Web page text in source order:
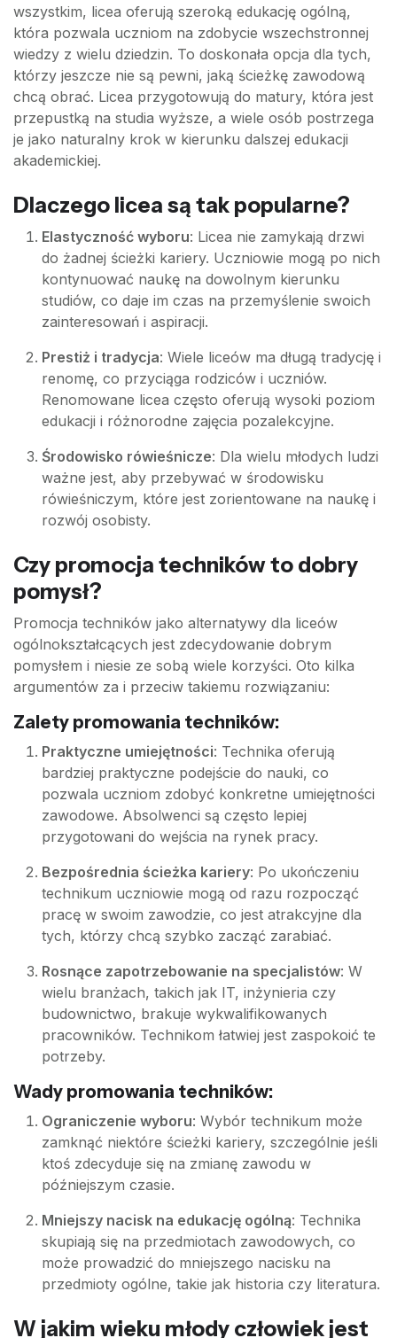
wszystkim, licea oferują szeroką edukację ogólną,
która pozwala uczniom na zdobycie wszechstronnej
wiedzy z wielu dziedzin. To doskonała opcja dla tych,
którzy jeszcze nie są pewni, jaką ścieżkę zawodową
chcą obrać. Licea przygotowują do matury, która jest
przepustką na studia wyższe, a wiele osób postrzega
je jako naturalny krok w kierunku dalszej edukacji
akademickiej.
Dlaczego licea są tak popularne?
Elastyczność wyboru: Licea nie zamykają drzwi
do żadnej ścieżki kariery. Uczniowie mogą po nich
kontynuować naukę na dowolnym kierunku
studiów, co daje im czas na przemyślenie swoich
zainteresowań i aspiracji.
Prestiż i tradycja: Wiele liceów ma długą tradycję i
renomę, co przyciąga rodziców i uczniów.
Renomowane licea często oferują wysoki poziom
edukacji i różnorodne zajęcia pozalekcyjne.
Środowisko rówieśnicze: Dla wielu młodych ludzi
ważne jest, aby przebywać w środowisku
rówieśniczym, które jest zorientowane na naukę i
rozwój osobisty.
Czy promocja techników to dobry
pomysł?
Promocja techników jako alternatywy dla liceów
ogólnokształcących jest zdecydowanie dobrym
pomysłem i niesie ze sobą wiele korzyści. Oto kilka
argumentów za i przeciw takiemu rozwiązaniu:
Zalety promowania techników:
Praktyczne umiejętności: Technika oferują
bardziej praktyczne podejście do nauki, co
pozwala uczniom zdobyć konkretne umiejętności
zawodowe. Absolwenci są często lepiej
przygotowani do wejścia na rynek pracy.
Bezpośrednia ścieżka kariery: Po ukończeniu
technikum uczniowie mogą od razu rozpocząć
pracę w swoim zawodzie, co jest atrakcyjne dla
tych, którzy chcą szybko zacząć zarabiać.
Rosnące zapotrzebowanie na specjalistów: W
wielu branżach, takich jak IT, inżynieria czy
budownictwo, brakuje wykwalifikowanych
pracowników. Technikom łatwiej jest zaspokoić te
potrzeby.
Wady promowania techników:
Ograniczenie wyboru: Wybór technikum może
zamknąć niektóre ścieżki kariery, szczególnie jeśli
ktoś zdecyduje się na zmianę zawodu w
późniejszym czasie.
Mniejszy nacisk na edukację ogólną: Technika
skupiają się na przedmiotach zawodowych, co
może prowadzić do mniejszego nacisku na
przedmioty ogólne, takie jak historia czy literatura.
W jakim wieku młody człowiek jest